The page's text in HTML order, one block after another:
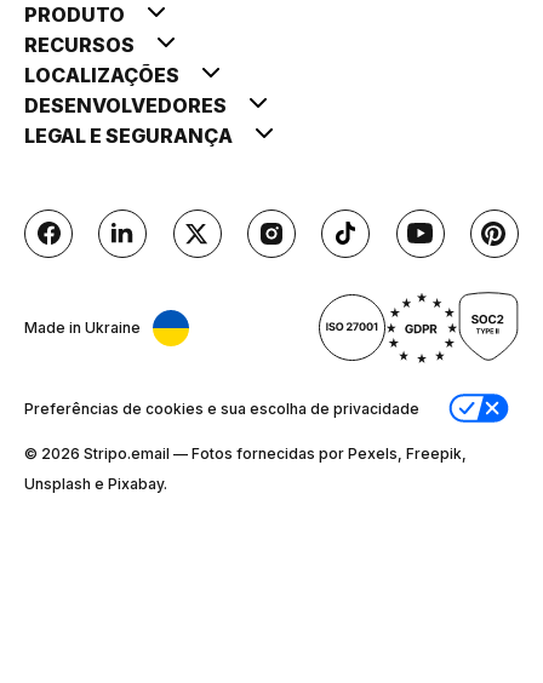
PRODUTO
RECURSOS
LOCALIZAÇÕES
DESENVOLVEDORES
LEGAL E SEGURANÇA
Made in Ukraine
Preferências de cookies e sua escolha de privacidade
© 2026 Stripо.email — Fotos fornecidas por Pexels, Freepik,
Unsplash e Pixabay.